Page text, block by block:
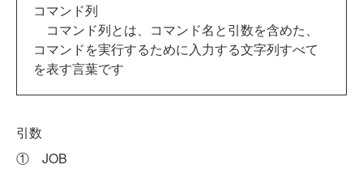
コマンド列
コマンド列とは、コマンド名と引数を含めた、
コマンドを実行するために入力する文字列すべて
を表す言葉です
引数
① JOB